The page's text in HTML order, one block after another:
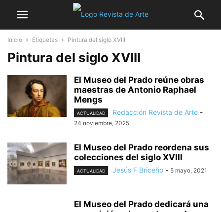
Inicio Etiquetas Pintura del siglo XVIII
Pintura del siglo XVIII
El Museo del Prado reúne obras
maestras de Antonio Raphael
Mengs
ACTUALIDAD Redacción Revista de Arte -
24 noviembre, 2025
El Museo del Prado reordena sus
colecciones del siglo XVIII
ACTUALIDAD Jesús F Briceño - 5 mayo, 2021
El Museo del Prado dedicará una